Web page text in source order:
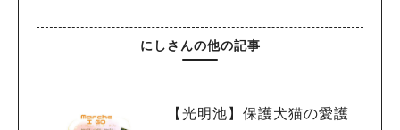
にしさんの他の記事
【光明池】保護犬猫の愛護